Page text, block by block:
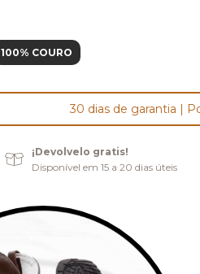
100% COURO
30 dias de garantia |
¡Devolvelo gratis!
Disponível em 15 a 20 dias úteis